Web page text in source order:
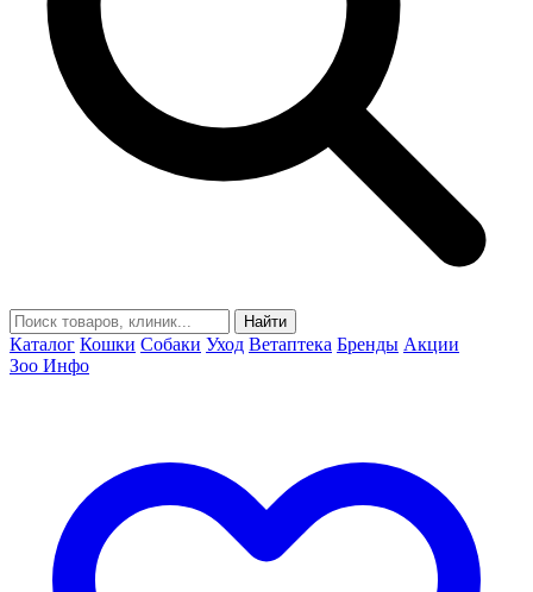
Найти
Каталог Кошки Собаки Уход Ветаптека Бренды Акции
Зоо Инфо